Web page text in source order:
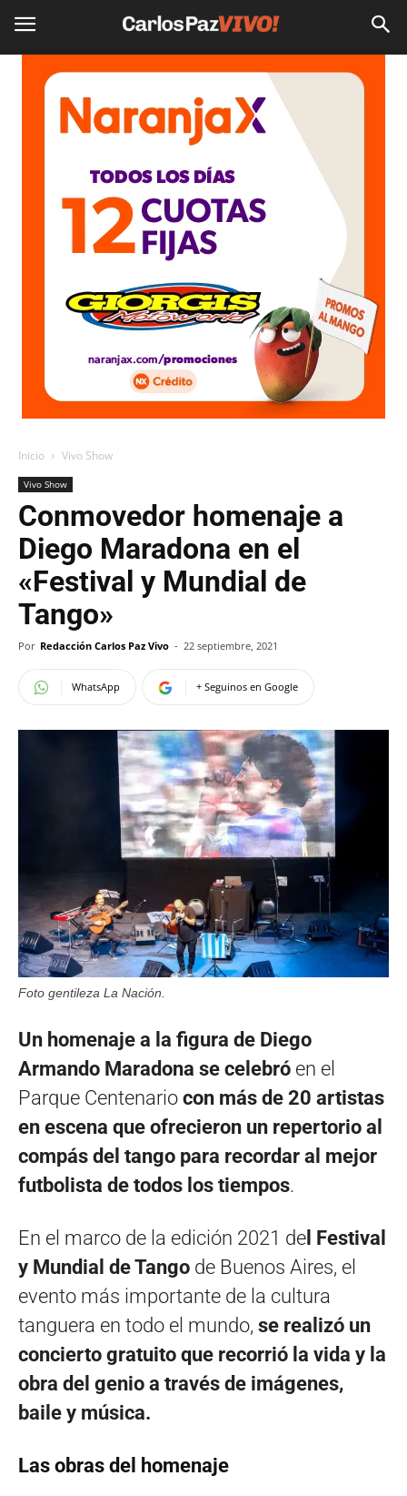
Inicio Vivo Show
Vivo Show
Conmovedor homenaje a
Diego Maradona en el
«Festival y Mundial de
Tango»
Por Redacción Carlos Paz Vivo - 22 septiembre, 2021
WhatsApp + Seguinos en Google
Foto gentileza La Nación.
Un homenaje a la figura de Diego
Armando Maradona se celebró en el
Parque Centenario con más de 20 artistas
en escena que ofrecieron un repertorio al
compás del tango para recordar al mejor
futbolista de todos los tiempos.
En el marco de la edición 2021 de l Festival
y Mundial de Tango de Buenos Aires, el
evento más importante de la cultura
tanguera en todo el mundo, se realizó un
concierto gratuito que recorrió la vida y la
obra del genio a través de imágenes,
baile y música.
Las obras del homenaje